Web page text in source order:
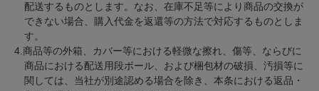
配送するものとします。なお、在庫不足等により商品の交換が
できない場合、購入代金を返還等の方法で対応するものとしま
す。
4.商品等の外箱、カバー等における軽微な擦れ、傷等、ならびに
商品における配送用段ボール、および梱包材の破損、汚損等に
関しては、当社が別途認める場合を除き、本条における返品・